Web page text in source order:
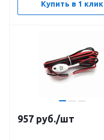
Купить в 1 клик
957 руб./шт